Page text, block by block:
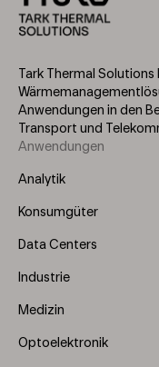
Tark Thermal
Anwendungen in den
Transport und
Footer
Menu
Anwendungen
Analytik
Konsumgüter
Data Centers
Industrie
Medizin
Optoelektronik